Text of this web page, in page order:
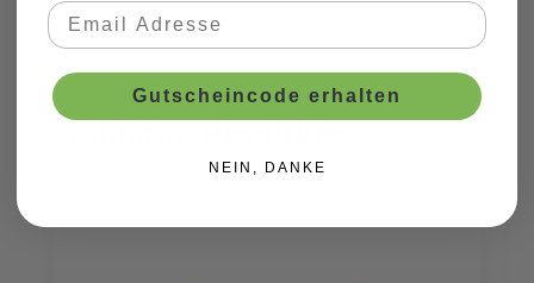
Produktgalerie überspringen
Ähnliche Produkte
Gutscheincode erhalten
NEIN, DANKE